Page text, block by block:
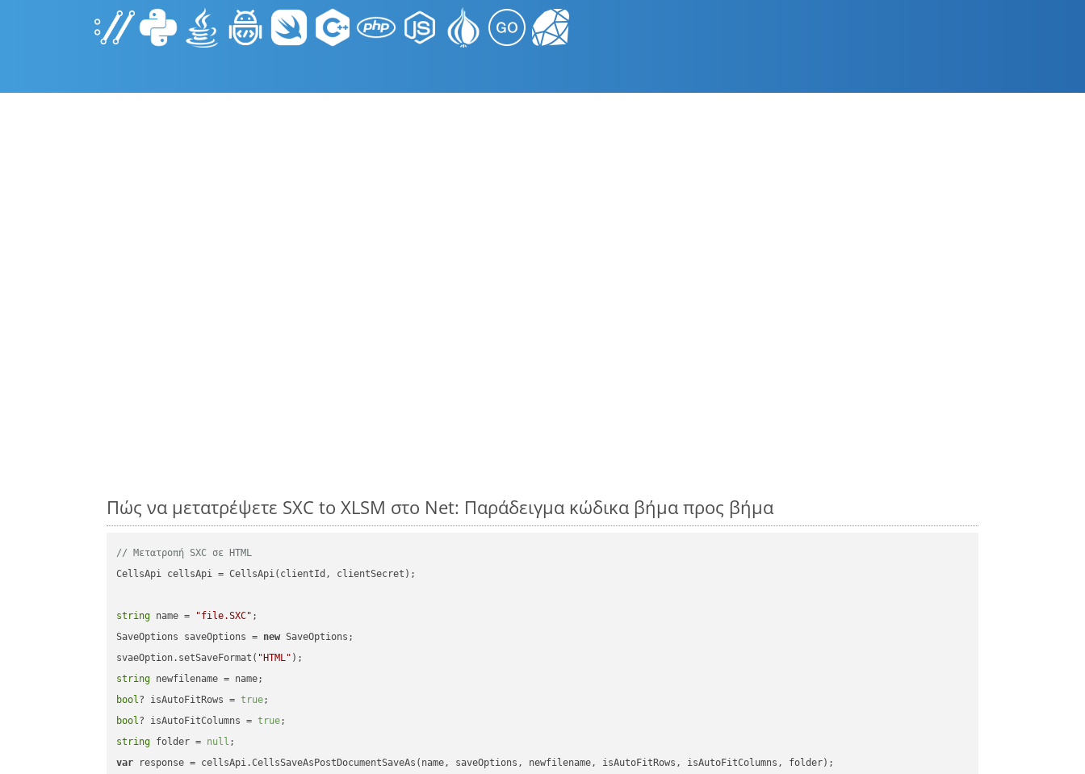
Πώς να μετατρέψετε SXC to XLSM στο Net: Παράδειγμα κώδικα βήμα προς βήμα
// Μετατροπή SXC σε HTML
CellsApi cellsApi = CellsApi(clientId, clientSecret);
string name = "file.SXC" ;
SaveOptions saveOptions = new SaveOptions;
svaeOption.setSaveFormat( "HTML"
string
bool? isAutoFitRows = true
bool? isAutoFitColumns = true
string folder = null
var response = cellsApi.CellsSaveAsPostDocumentSaveAs(name, saveOptions, newfilename, isAutoFitRows, isAutoFitColumns, folder);